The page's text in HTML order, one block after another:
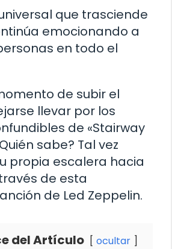
que trasciende
emocionando a
en todo el
de subir el
llevar por los
de «Stairway
sabe? Tal vez
propia escalera hacia
de esta
de Led Zeppelin.
del Artículo ocultar